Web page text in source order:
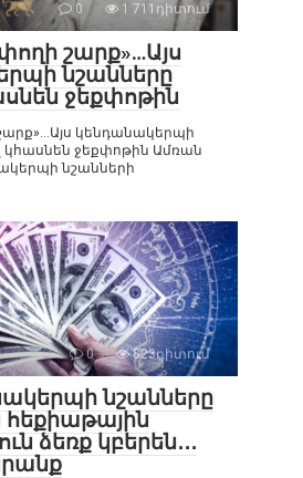
0 1 711դիտում
շարք»…Այս
նշանները
ջեքփոթին
կենդանակերպի
կհասնեն ջեքփոթին Ամռան
նշանների
0 823դիտում
նշանները
հեքիաթային
ձեռք կբերեն․․․